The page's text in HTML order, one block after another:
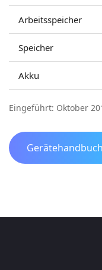
Arbeitsspeicher
Speicher
Akku
Eingeführt: Oktober
Gerätehandbuch